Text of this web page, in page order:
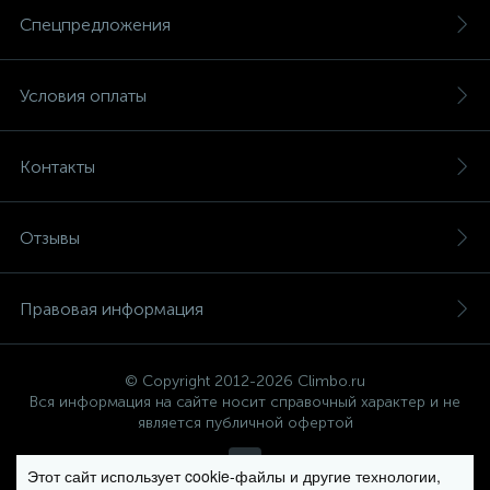
Спецпредложения
Условия оплаты
Контакты
Отзывы
Правовая информация
© Copyright 2012-2026 Climbo.ru
Вся информация на сайте носит справочный характер и не
является публичной офертой
Этот сайт использует cookie-файлы и другие технологии,